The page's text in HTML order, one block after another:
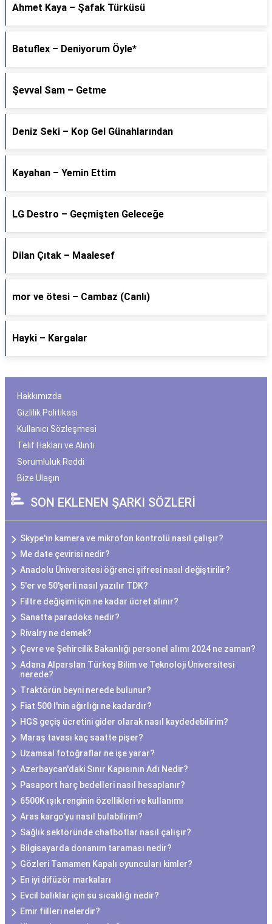
Ahmet Kaya – Şafak Türküsü
Batuflex – Deniyorum Öyle*
Şevval Sam – Getme
Deniz Seki – Kop Gel Günahlarından
Kayahan – Yemin Ettim
LG Destro – Geçmişten Geleceğe
Dilan Çıtak – Maalesef
​mor ve ötesi – Cambaz (Canlı)
Hayki – Kargalar
Hakkımızda
Gizlilik Politikası
Kullanıcı Sözleşmesi
Telif Hakları ve Alıntı
Sorumluluk Reddi
Bize Ulaşın
SON EKLENEN ŞARKI SÖZLERİ
Skype'ın kamera ve mikrofon kontrolü nasıl çalışır?
Me date çevirisi nedir?
Anadolu Üniversitesi öğrenci şifresi nasıl değiştirilir?
5'er ve 50'şerli nasıl yazılır TDK?
Filtre değişimi için ne kadar ücret alınır?
Sanatta paradoks nedir?
Rivalry ne demek?
Çevre ve Şehircilik Bakanlığı personel alımı 2024 ne zaman?
Adana Alparslan Türkeş Bilim ve Teknoloji Üniversitesi
nerede?
Traktörün beyni nerede bulunur?
Fiat 500 l'nin ağırlığı ne kadardır?
HGS geçiş ücretini gider olarak nasıl kaydedebilirim?
Maraş tavası kaç saatte pişer?
Uzamsal fotoğraflar ne işe yarar?
Azerbaycan'daki Sınır Kapısının Adı Nedir?
Pasaport harç bedelleri nasıl hesaplanır?
6500K ışık renginin özellikleri ve kullanımı
Aras kargo'yu nasıl bulabilirim?
Sağlık sektöründe chatbotlar nasıl çalışır?
Bilgisayarda donanım taraması nedir?
Gözleri Tamamen Kapalı oyuncuları kimler?
En iyi difüzör markaları
Evcil balıklar için su sıcaklığı nedir?
Emir fiilleri nelerdir?